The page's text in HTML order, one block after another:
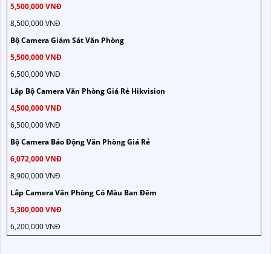
5,500,000 VNĐ
8,500,000 VNĐ
Bộ Camera Giám Sát Văn Phòng
5,500,000 VNĐ
6,500,000 VNĐ
Lắp Bộ Camera Văn Phòng Giá Rẻ Hikvision
4,500,000 VNĐ
6,500,000 VNĐ
Bộ Camera Báo Động Văn Phòng Giá Rẻ
6,072,000 VNĐ
8,900,000 VNĐ
Lắp Camera Văn Phòng Có Màu Ban Đêm
5,300,000 VNĐ
6,200,000 VNĐ